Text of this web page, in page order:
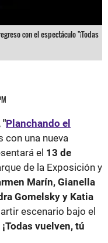
con el espectáculo "¡Todas
"Planchando el
con una nueva
el 13 de
de la Exposición y
Marín, Gianella
Gomelsky y Katia
escenario bajo el
vuelven, tú